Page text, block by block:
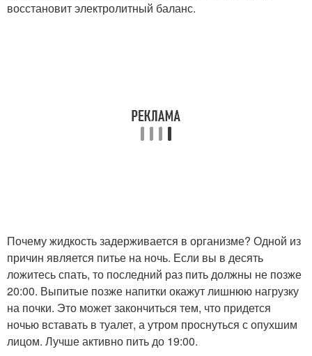
восстановит электролитный баланс.
Почему жидкость задерживается в организме? Одной из
причин является питье на ночь. Если вы в десять
ложитесь спать, то последний раз пить должны не позже
20:00. Выпитые позже напитки окажут лишнюю нагрузку
на почки. Это может закончиться тем, что придется
ночью вставать в туалет, а утром проснуться с опухшим
лицом. Лучше активно пить до 19:00.